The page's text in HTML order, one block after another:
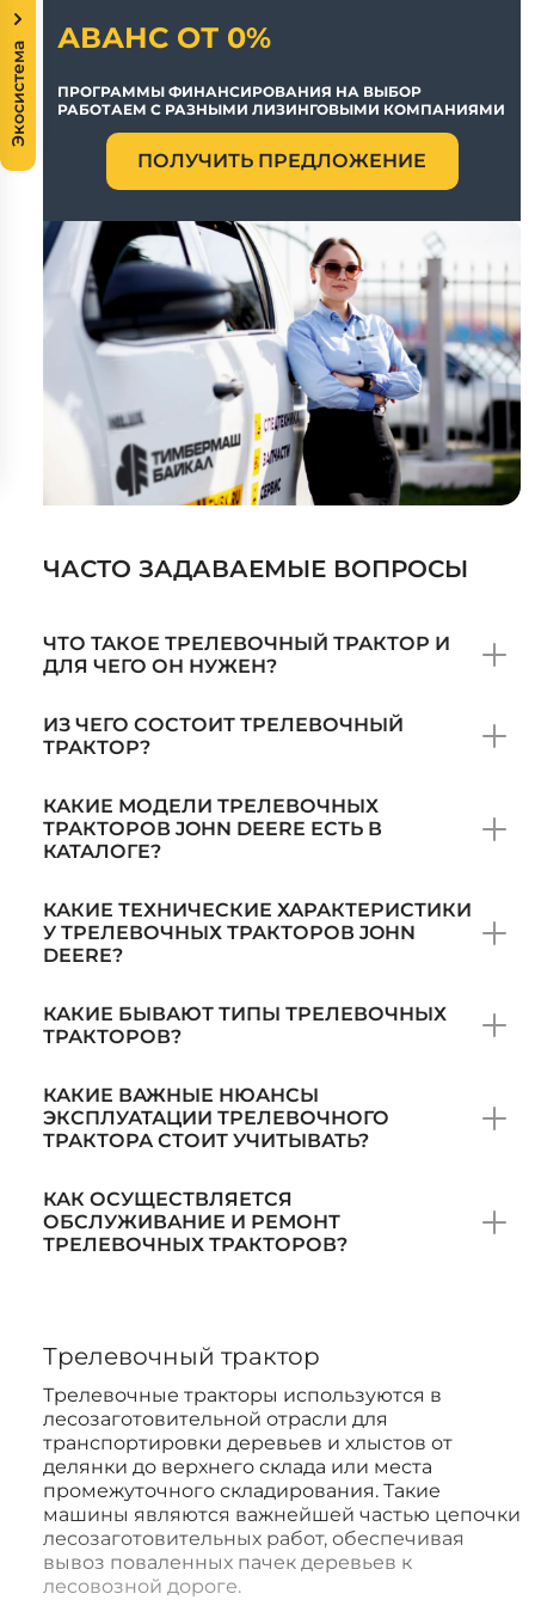
АВАНС ОТ 0%
ПРОГРАММЫ ФИНАНСИРОВАНИЯ НА ВЫБОР
РАБОТАЕМ С РАЗНЫМИ ЛИЗИНГОВЫМИ КОМПАНИЯМИ
ПОЛУЧИТЬ ПРЕДЛОЖЕНИЕ
ЧАСТО ЗАДАВАЕМЫЕ ВОПРОСЫ
ЧТО ТАКОЕ ТРЕЛЕВОЧНЫЙ ТРАКТОР И
ДЛЯ ЧЕГО ОН НУЖЕН?
ИЗ ЧЕГО СОСТОИТ ТРЕЛЕВОЧНЫЙ
ТРАКТОР?
КАКИЕ МОДЕЛИ ТРЕЛЕВОЧНЫХ
ТРАКТОРОВ JOHN DEERE ЕСТЬ В
КАТАЛОГЕ?
КАКИЕ ТЕХНИЧЕСКИЕ ХАРАКТЕРИСТИКИ
У ТРЕЛЕВОЧНЫХ ТРАКТОРОВ JOHN
DEERE?
КАКИЕ БЫВАЮТ ТИПЫ ТРЕЛЕВОЧНЫХ
ТРАКТОРОВ?
КАКИЕ ВАЖНЫЕ НЮАНСЫ
ЭКСПЛУАТАЦИИ ТРЕЛЕВОЧНОГО
ТРАКТОРА СТОИТ УЧИТЫВАТЬ?
КАК ОСУЩЕСТВЛЯЕТСЯ
ОБСЛУЖИВАНИЕ И РЕМОНТ
ТРЕЛЕВОЧНЫХ ТРАКТОРОВ?
Трелевочный трактор
Трелевочные тракторы используются в
лесозаготовительной отрасли для
транспортировки деревьев и хлыстов от
делянки до верхнего склада или места
промежуточного складирования. Такие
машины являются важнейшей частью цепочки
лесозаготовительных работ, обеспечивая
вывоз поваленных пачек деревьев к
лесовозной дороге.
Экосистема